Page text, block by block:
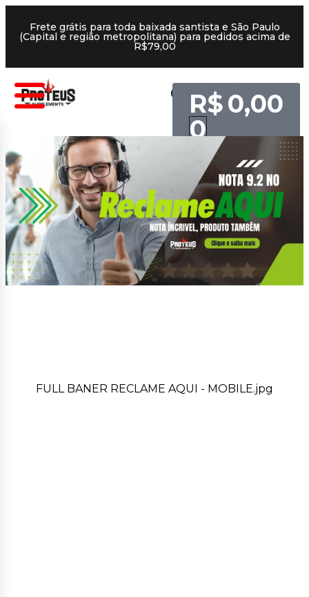
Frete grátis para toda baixada santista e São Paulo
(Capital e região metropolitana) para pedidos acima de
R$79,00
R$0,00
0
FULL BANER RECLAME AQUI - MOBILE.jpg